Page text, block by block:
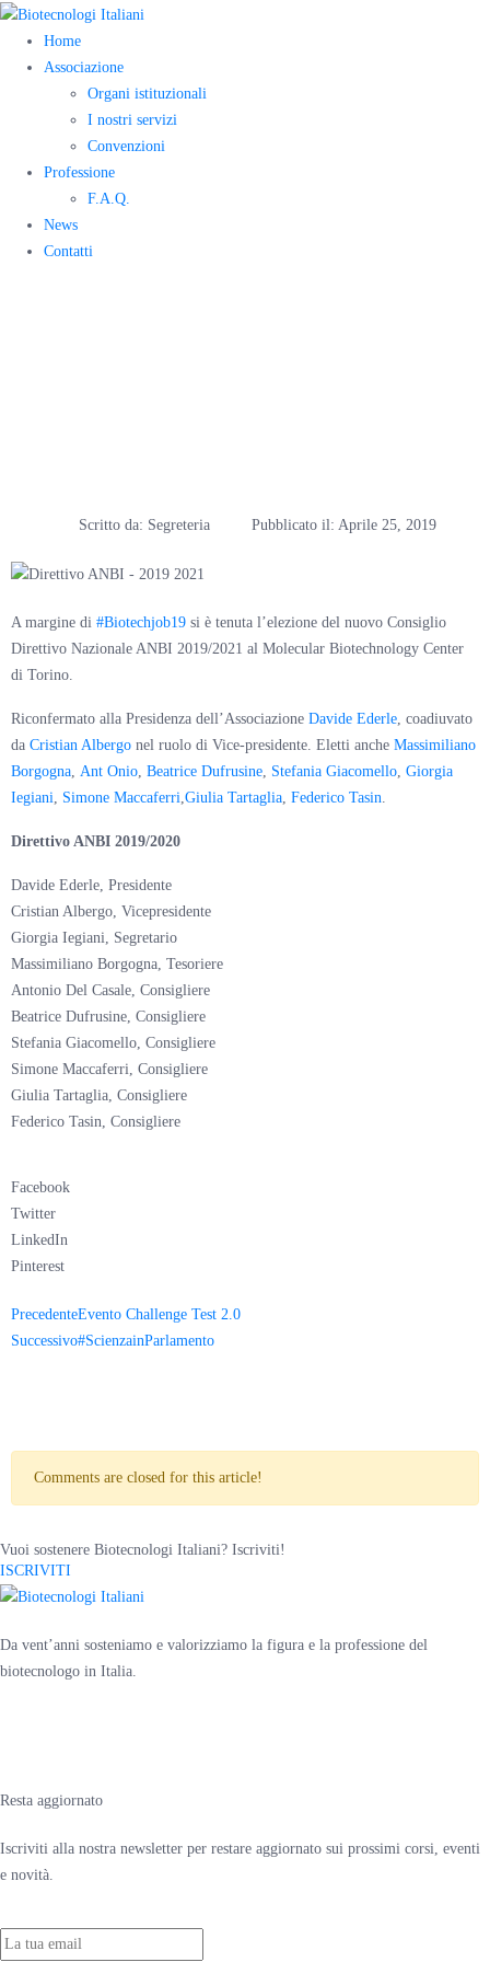
Home
Associazione
Organi istituzionali
I nostri servizi
Convenzioni
Professione
F.A.Q.
News
Contatti
Scritto da: Segreteria Pubblicato il: Aprile 25, 2019
A margine di #Biotechjob19 si è tenuta l’elezione del nuovo Consiglio
Direttivo Nazionale ANBI 2019/2021 al Molecular Biotechnology Center
di Torino.
Riconfermato alla Presidenza dell’Associazione Davide Ederle , coadiuvato
da Cristian Albergo nel ruolo di Vice-presidente. Eletti anche Massimiliano
Borgogna Ant Onio Beatrice Dufrusine Stefania Giacomello Giorgia
Iegiani
Simone Maccaferri Giulia Tartaglia Federico Tasin
Direttivo ANBI 2019/2020
Davide Ederle, Presidente
Cristian Albergo, Vicepresidente
Giorgia Iegiani, Segretario
Massimiliano Borgogna, Tesoriere
Antonio Del Casale, Consigliere
Beatrice Dufrusine, Consigliere
Stefania Giacomello, Consigliere
Simone Maccaferri, Consigliere
Giulia Tartaglia, Consigliere
Federico Tasin, Consigliere
Facebook
Twitter
LinkedIn
Pinterest
PrecedenteEvento Challenge Test 2.0
Successivo#ScienzainParlamento
Comments are closed for this article!
Vuoi sostenere Biotecnologi Italiani? Iscriviti!
ISCRIVITI
Da vent’anni sosteniamo e valorizziamo la figura e la professione del
biotecnologo in Italia.
Resta aggiornato
Iscriviti alla nostra newsletter per restare aggiornato sui prossimi corsi, eventi
e novità.